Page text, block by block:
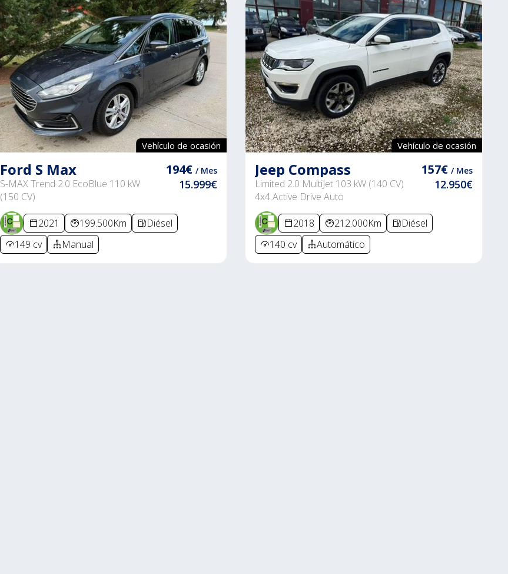
Vehículo de ocasión
Ford S Max
S-MAX Trend 2.0 EcoBlue 110 kW
(150 CV)
194€/ Mes
15.999€
2021 199.500Km
Diésel
149 cv
Manual
Vehículo de ocasión
Jeep Compass
Limited 2.0 MultiJet 103 kW (140 CV)
4x4 Active Drive Auto
157€ / Mes
12.950€
2018 212.000Km
Diésel
140 cv
Automático